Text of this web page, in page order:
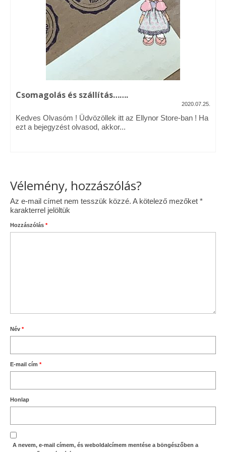
Vásárok, ahol velem is találkozhattál…
Alapanyagok, kellékek
A termékek tisztítása
Ellynor története
Adatkezelési tájékoztató
Általános Szerződési Feltételek
Csomagolás és szállítás…….
2020.07.25.
Kedves Olvasóm ! Üdvözöllek itt az Ellynor Store-ban ! Ha
ezt a bejegyzést olvasod, akkor...
Vélemény, hozzászólás?
Az e-mail címet nem tesszük közzé. A kötelező mezőket *
karakterrel jelöltük
Hozzászólás *
Név *
E-mail cím *
Honlap
A nevem, e-mail címem, és weboldalcímem mentése a böngészőben a